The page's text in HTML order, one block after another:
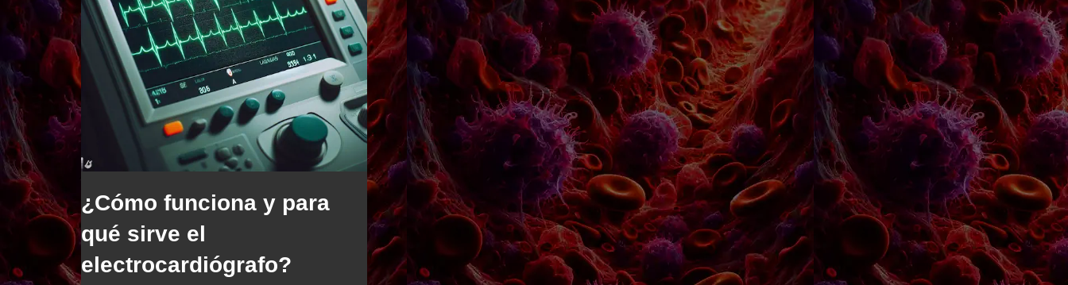
¿Cómo funciona y para
qué sirve el
electrocardiógrafo?